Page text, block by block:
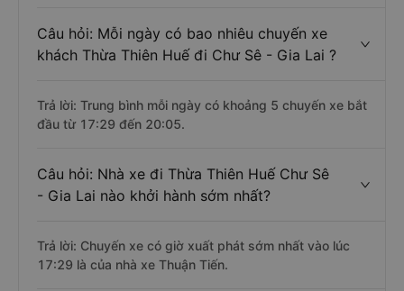
Câu hỏi: Mỗi ngày có bao nhiêu chuyến xe
khách Thừa Thiên Huế đi Chư Sê - Gia Lai ?
Trả lời: Trung bình mỗi ngày có khoảng 5 chuyến xe bắt
đầu từ 17:29 đến 20:05.
Câu hỏi: Nhà xe đi Thừa Thiên Huế Chư Sê
- Gia Lai nào khởi hành sớm nhất?
Trả lời: Chuyến xe có giờ xuất phát sớm nhất vào lúc
17:29 là của nhà xe Thuận Tiến.